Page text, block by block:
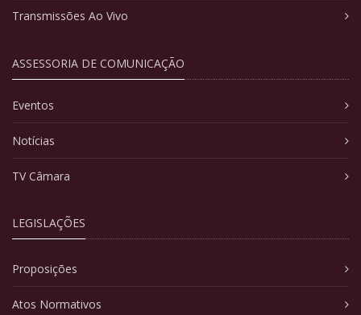
Transmissões Ao Vivo
ASSESSORIA DE COMUNICAÇÃO
Eventos
Notícias
TV Câmara
LEGISLAÇÕES
Proposições
Atos Normativos